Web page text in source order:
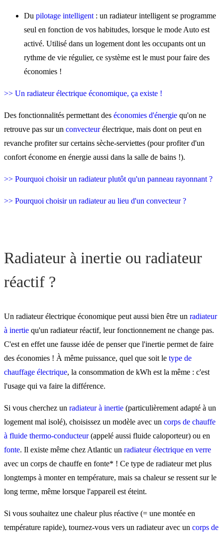
Du pilotage intelligent : un radiateur intelligent se programme
seul en fonction de vos habitudes, lorsque le mode Auto est
activé. Utilisé dans un logement dont les occupants ont un
rythme de vie régulier, ce système est le must pour faire des
économies !
>> Un radiateur électrique économique, ça existe !
Des fonctionnalités permettant des économies d'énergie qu'on ne
retrouve pas sur un convecteurélectrique, mais dont on peut en
revanche profiter sur certains sèche-serviettes (pour profiter d'un
confort économe en énergie aussi dans la salle de bains !).
>> Pourquoi choisir un radiateur plutôt qu'un panneau rayonnant ?
>> Pourquoi choisir un radiateur au lieu d'un convecteur ?
Radiateur à inertie ou radiateur
réactif ?
Un radiateur électrique économique peut aussi bien être un radiateur
à inertie qu'un radiateur réactif, leur fonctionnement ne change pas.
C'est en effet une fausse idée de penser que l'inertie permet de faire
des économies ! À même puissance, quel que soit le type de
chauffage électrique, la consommation de kWh est la même : c'est
l'usage qui va faire la différence.
Si vous cherchez un radiateur à inertie (particulièrement adapté à un
logement mal isolé), choisissez un modèle avec un corps de chauffe
à fluide thermo-conducteur(appelé aussi fluide caloporteur) ou en
fonte. Il existe même chez Atlantic un radiateur électrique en verre
avec un corps de chauffe en fonte* ! Ce type de radiateur met plus
longtemps à monter en température, mais sa chaleur se ressent sur le
long terme, même lorsque l'appareil est éteint.
Si vous souhaitez une chaleur plus réactive (= une montée en
température rapide), tournez-vous vers un radiateur avec un corps de